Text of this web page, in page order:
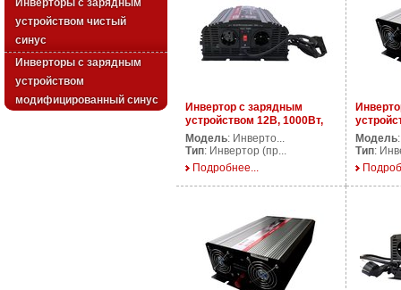
Инверторы с зарядным
устройством чистый
синус
Инверторы с зарядным
устройством
модифицированный синус
Инвертор с зарядным
устройством 12В, 1000Вт,
AP CPS1000/12V
Модель: Инверто...
Тип: Инвертор (пр...
Подробнее...
AP
Модель
Тип: